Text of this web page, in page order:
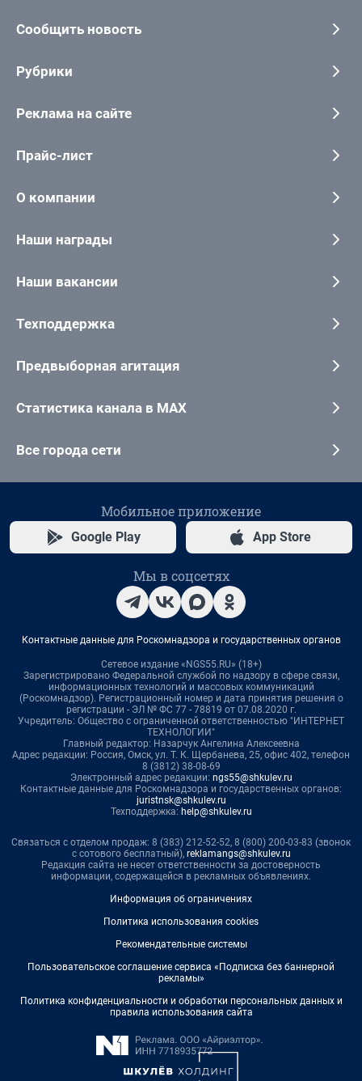
Сообщить новость
Рубрики
Реклама на сайте
Прайс-лист
О компании
Наши награды
Наши вакансии
Техподдержка
Предвыборная агитация
Статистика канала в MAX
Все города сети
Мобильное приложение
Google Play App Store
Мы в соцсетях
Контактные данные для Роскомнадзора и государственных органов
Сетевое издание «NGS55.RU» (18+)
Зарегистрировано Федеральной службой по надзору в сфере связи,
информационных технологий и массовых коммуникаций
(Роскомнадзор). Регистрационный номер и дата принятия решения о
регистрации - ЭЛ № ФС 77 - 78819 от 07.08.2020 г.
Учредитель: Общество с ограниченной ответственностью "ИНТЕРНЕТ
ТЕХНОЛОГИИ"
Главный редактор: Назарчук Ангелина Алексеевна
Адрес редакции: Россия, Омск, ул. Т. К. Щербанева, 25, офис 402, телефон
8 (3812) 38-08-69
Электронный адрес редакции: ngs55@shkulev.ru
Контактные данные для Роскомнадзора и государственных органов:
juristnsk@shkulev.ru
Техподдержка: help@shkulev.ru
Связаться с отделом продаж: 8 (383) 212-52-52, 8 (800) 200-03-83 (звонок
с сотового бесплатный), reklamangs@shkulev.ru
Редакция сайта не несет ответственности за достоверность
информации, содержащейся в рекламных объявлениях.
Информация об ограничениях
Политика использования cookies
Рекомендательные системы
Пользовательское соглашение сервиса «Подписка без баннерной
рекламы»
Политика конфиденциальности и обработки персональных данных и
правила использования сайта